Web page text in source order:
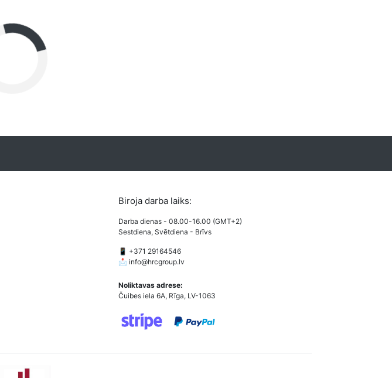
Biroja darba laiks:
Darba dienas - 08.00-16.00 (GMT+2)
Sestdiena, Svētdiena - Brīvs
📱 +371 29164546
📩 info@hrcgroup.lv
Noliktavas adrese:
Čuibes iela 6A, Rīga, LV-1063